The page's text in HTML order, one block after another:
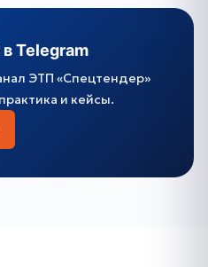
Telegram
ЭТП «Спецтендер»
и кейсы.